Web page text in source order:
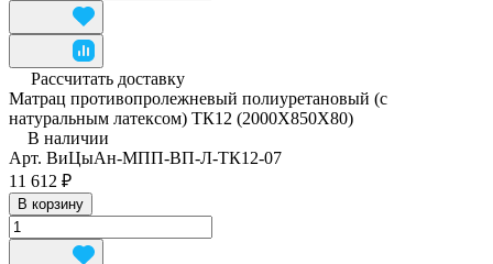
Рассчитать доставку
Матрац противопролежневый полиуретановый (с
натуральным латексом) ТК12 (2000Х850Х80)
В наличии
Арт. ВиЦыАн-МПП-ВП-Л-ТК12-07
11 612 ₽
В корзину